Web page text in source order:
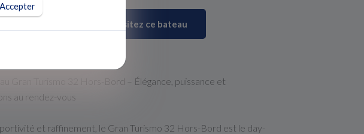
Visitez ce bateau
Gran Turismo 32 Hors-Bord – Élégance, puissance et
au rendez-vous
et raffinement, le Gran Turismo 32 Hors-Bord est le day-